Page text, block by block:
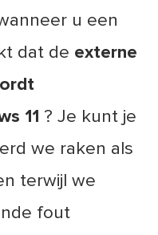
u een
dat de externe
11 ? Je kunt je
we raken als
terwijl we
fout